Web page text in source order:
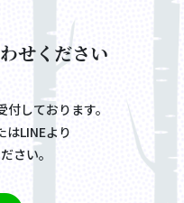
わせく ださい
しております。
はLINEより
さい。